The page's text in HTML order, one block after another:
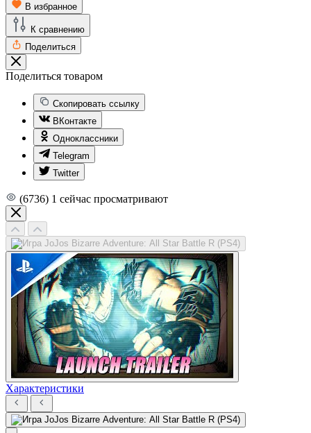
В избранное
К сравнению
Поделиться
Поделиться товаром
Скопировать ссылку
ВКонтакте
Одноклассники
Telegram
Twitter
(6736) 1 сейчас просматривают
Характеристики